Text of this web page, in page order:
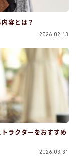
容とは？
2026.02.13
ラクターをおすすめ
2026.03.31